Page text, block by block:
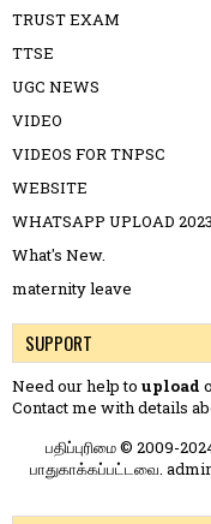
TRUST EXAM
TTSE
UGC NEWS
VIDEO
VIDEOS FOR TNPSC
WEBSITE
WHATSAPP UPLOAD 2023
What's New.
maternity leave
SUPPORT
Need our help to upload
Contact me with details
பதிப்புரிமை © 2009-
பாதுகாக்கப்பட்டவை.